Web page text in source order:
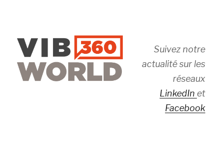
Suivez notre
actualité sur les
réseaux
LinkedIn et
Facebook